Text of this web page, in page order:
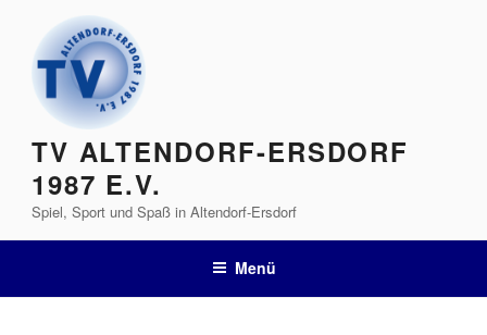
springen
TV ALTENDORF-ERSDORF
1987 E.V.
Spiel, Sport und Spaß in Altendorf-Ersdorf
Menü